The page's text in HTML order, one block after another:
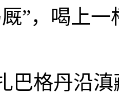
”，喝上
格丹沿滇